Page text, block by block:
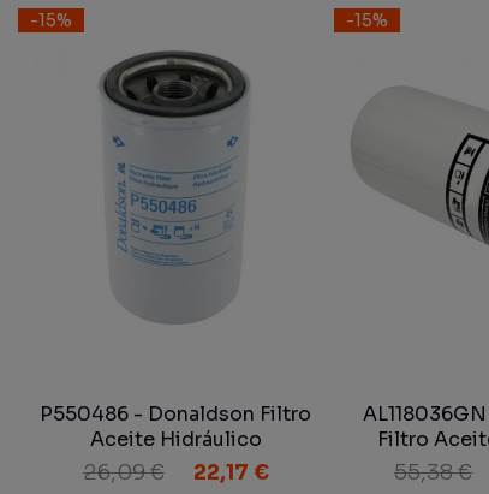
-15%
P550486 - Donaldson Filtro
Aceite Hidráulico
26,09 € 22,17 €
-15%
Filtro
55,38 €